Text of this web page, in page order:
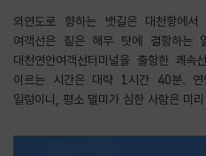
외연도로 향하는 뱃길은 대천항에
여객선은 짙은 해무 탓에 결항하는
대천연안여객선터미널을 출항한 쾌속
이르는 시간은 대략 1시간 40분. 연
일렁이니, 평소 멀미가 심한 사람은 미